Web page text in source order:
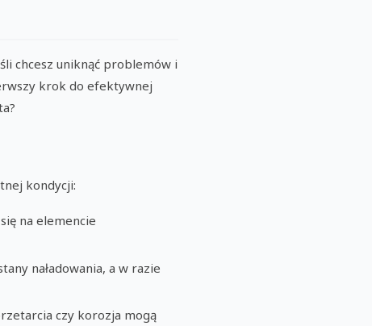
chcesz uniknąć problemów i
krok do efektywnej
kondycji:
na elemencie
naładowania, a w razie
czy korozja mogą